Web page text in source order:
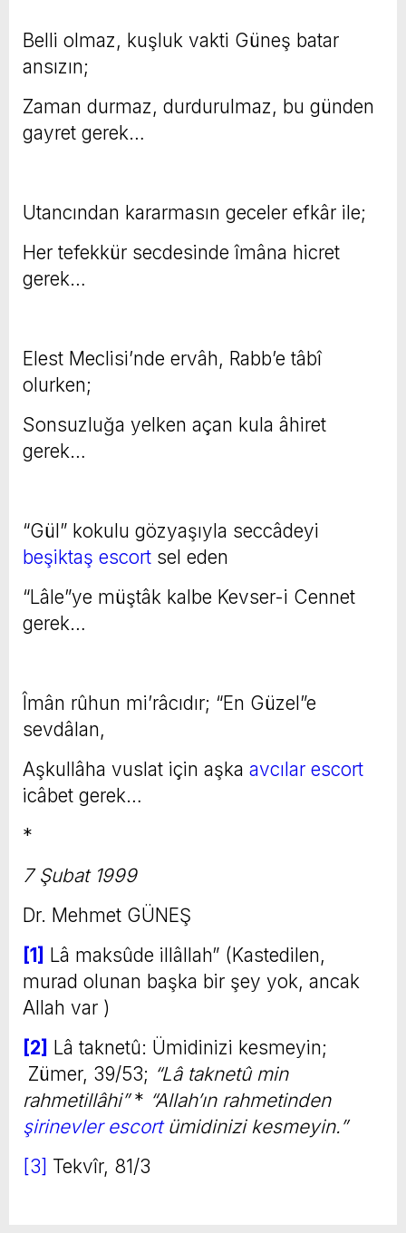
Belli olmaz, kuşluk vakti Güneş batar
ansızın;
Zaman durmaz, durdurulmaz, bu günden
gayret gerek…
Utancından kararmasın geceler efkâr ile;
Her tefekkür secdesinde îmâna hicret
gerek…
Elest Meclisi’nde ervâh, Rabb’e tâbî
olurken;
Sonsuzluğa yelken açan kula âhiret
gerek…
“Gül” kokulu gözyaşıyla seccâdeyi
beşiktaş escort sel eden
“Lâle”ye müştâk kalbe Kevser-i Cennet
gerek…
Îmân rûhun mi’râcıdır; “En Güzel”e
sevdâlan,
Aşkullâha vuslat için aşka avcılar escort
icâbet gerek…
*
7 Şubat 1999
Dr. Mehmet GÜNEŞ
[1] Lâ maksûde illâllah” (Kastedilen,
murad olunan başka bir şey yok, ancak
Allah var )
[2] Lâ taknetû: Ümidinizi kesmeyin;
Zümer, 39/53; “Lâ taknetû min
rahmetillâhi”* “Allah’ın rahmetinden
şirinevler escortümidinizi kesmeyin.”
[3] Tekvîr, 81/3